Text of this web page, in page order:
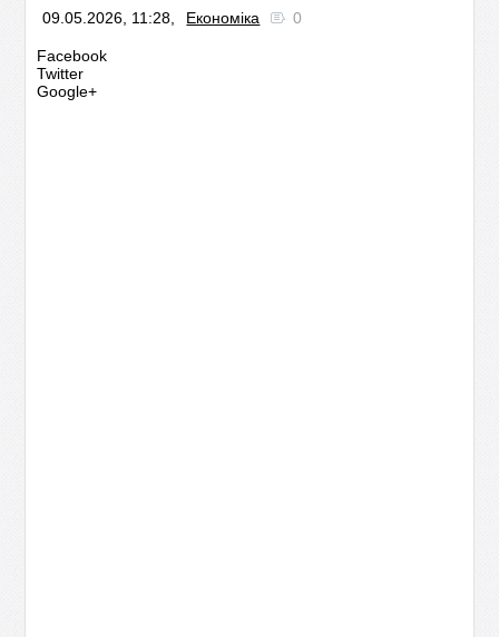
09.05.2026, 11:28, Економіка 0
Facebook
Twitter
Google+